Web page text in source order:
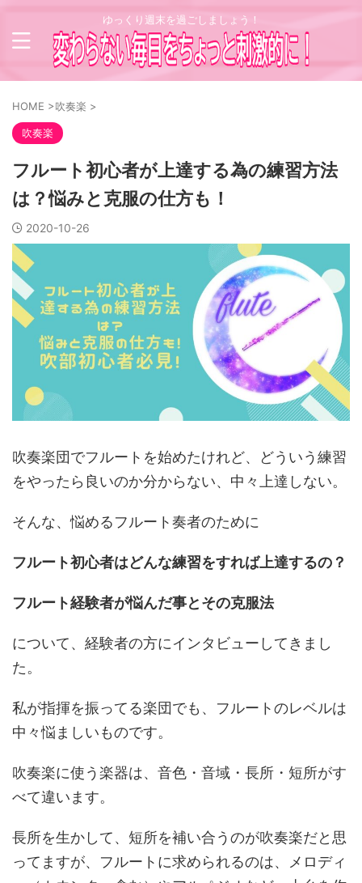
ゆっくり週末を過ごしましょう！
HOME >吹奏楽 >
吹奏楽
フルート初心者が上達する為の練習方法
は？悩みと克服の仕方も！
2020-10-26
吹奏楽団でフルートを始めたけれど、どういう練習
をやったら良いのか分からない、中々上達しない。
そんな、悩めるフルート奏者のために
フルート初心者はどんな練習をすれば上達するの？
フルート経験者が悩んだ事とその克服法
について、経験者の方にインタビューしてきまし
た。
私が指揮を振ってる楽団でも、フルートのレベルは
中々悩ましいものです。
吹奏楽に使う楽器は、音色・音域・長所・短所がす
べて違います。
長所を生かして、短所を補い合うのが吹奏楽だと思
ってますが、フルートに求められるのは、メロディ